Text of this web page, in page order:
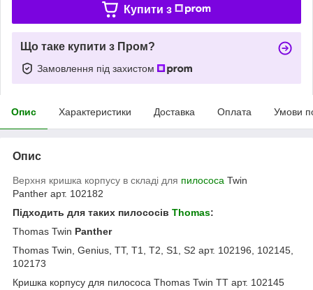
Купити з
Що таке купити з Пром?
Замовлення під захистом
Опис Характеристики Доставка Оплата Умови
Опис
Верхня кришка корпусу в складі для пилососа Twin
Panther арт. 102182
Підходить для таких пилососів Thomas:
Thomas Twin Panther
Thomas Twin, Genius, TT, T1, T2, S1, S2 арт. 102196, 102145,
102173
Кришка корпусу для пилососа Thomas Twin TT арт. 102145